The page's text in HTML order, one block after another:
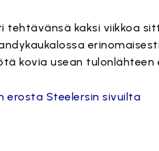
tehtävänsä kaksi viikkoa
kovia usean tulonlähteen
erosta Steelersin sivuilta